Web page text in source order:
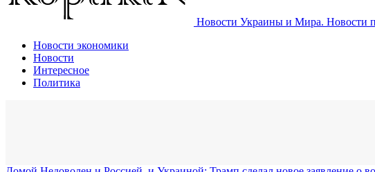
Новости Украины и Мира. Новости
Новости экономики
Новости
Интересное
Политика